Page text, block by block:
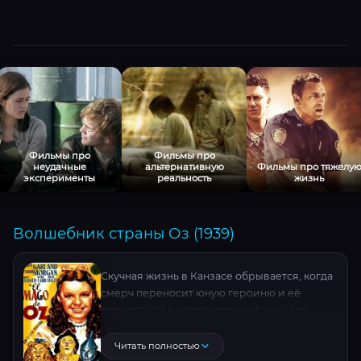
Фильмы про
неудачные
эксперименты
Фильмы про
альтернативную
реальность
Фильмы про тяжелую
жизнь
Волшебник страны Оз (1939)
Скучная жизнь в Канзасе обрывается, когда
смерч переносит юную героиню и её
пути домой она встретит загадочных
Читать полностью